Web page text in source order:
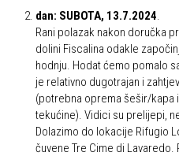
Putevi koje održava HPD
Povijest Markacijske komisije
dan: SUBOTA, 13.7.2024.
Rani polazak nakon doručka
dolini Fiscalina odakle
hodnju. Hodat ćemo pomalo
je relativno dugotrajan i
(potrebna oprema šešir/kapa
tekućine). Vidici su prelijepi,
Dolazimo do lokacije Rifugio
čuvene Tre Cime di